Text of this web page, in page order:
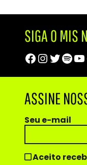
SIGA O MIS
Facebook
ASSINE
Seu e-mail
Aceito